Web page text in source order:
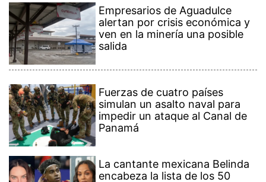
Empresarios de Aguadulce
alertan por crisis económica y
ven en la minería una posible
salida
Fuerzas de cuatro países
simulan un asalto naval para
impedir un ataque al Canal de
Panamá
La cantante mexicana Belinda
encabeza la lista de los 50